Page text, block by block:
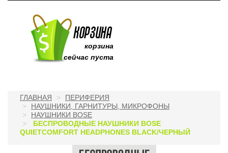
корзина
сейчас пуста
ГЛАВНАЯ
ПЕРИФЕРИЯ
НАУШНИКИ, ГАРНИТУРЫ, МИКРОФОНЫ
НАУШНИКИ BOSE
БЕСПРОВОДНЫЕ НАУШНИКИ BOSE
QUIETCOMFORT HEADPHONES BLACK/ЧЕРНЫЙ